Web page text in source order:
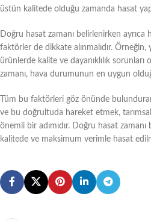
üstün kalitede olduğu zamanda hasat
Doğru hasat zamanı belirlenirken ayrıca
faktörler de dikkate alınmalıdır. Örneğin,
ürünlerde kalite ve dayanıklılık
zamanı, hava durumunun en uygun
Tüm bu faktörleri göz önünde
ve bu doğrultuda hareket etmek,
önemli bir adımıdır. Doğru hasat
kalitede ve maksimum verimle hasat